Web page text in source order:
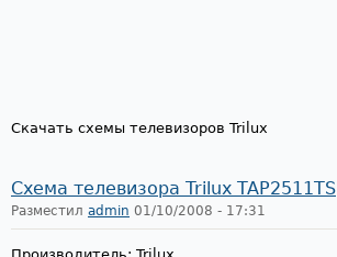
Скачать схемы телевизоров Trilux
Схема телевизора Trilux TAP2511TS
Разместил admin 01/10/2008 - 17:31